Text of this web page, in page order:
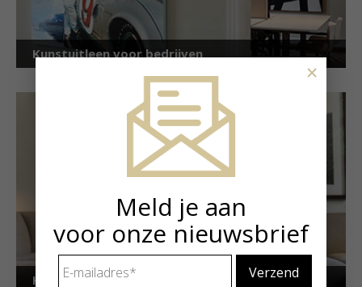
Kunstuitleen voor bedrijven
Kunstuitleen voor particulieren
Meld je aan
voor onze nieuwsbrief
mailadres *
×